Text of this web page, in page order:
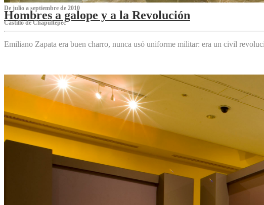
De julio a septiembre de 2010
Hombres a galope y a la Revolución
Castillo de Chapultepec
Emiliano Zapata era buen charro, nunca usó uniforme militar: era un civil